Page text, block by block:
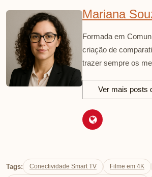
Mariana
Formada em
criação de
trazer sempre os
Ver mais posts
Tags: Conectividade Smart TV Filme em 4K